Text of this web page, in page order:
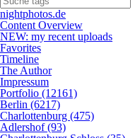
nightphotos.de
Content Overview
NEW: my recent uploads
Favorites
Timeline
The Author
Impressum
Portfolio (12161)
Berlin (6217)
Charlottenburg (475)
Adlershof (93)